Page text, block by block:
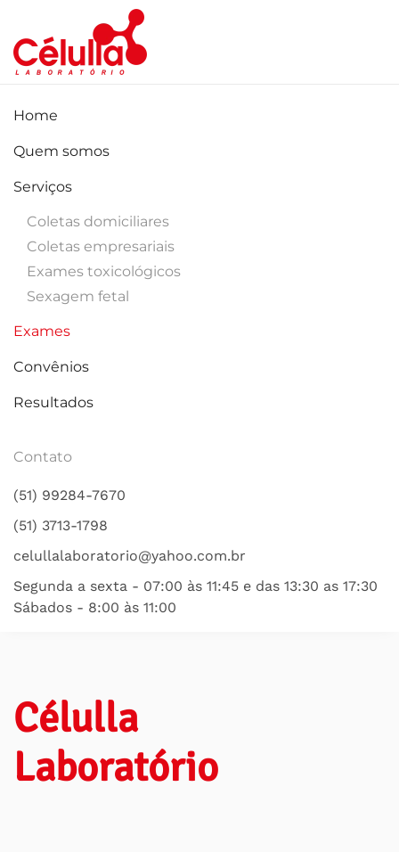
Skip to main content
Home
Quem somos
Serviços
Coletas domiciliares
Coletas empresariais
Exames toxicológicos
Sexagem fetal
Exames
Convênios
Resultados
Contato
(51) 99284-7670
(51) 3713-1798
celullalaboratorio@yahoo.com.br
Segunda a sexta - 07:00 às 11:45 e das 13:30 as 17:30
Sábados - 8:00 às 11:00
Célulla
Laboratório